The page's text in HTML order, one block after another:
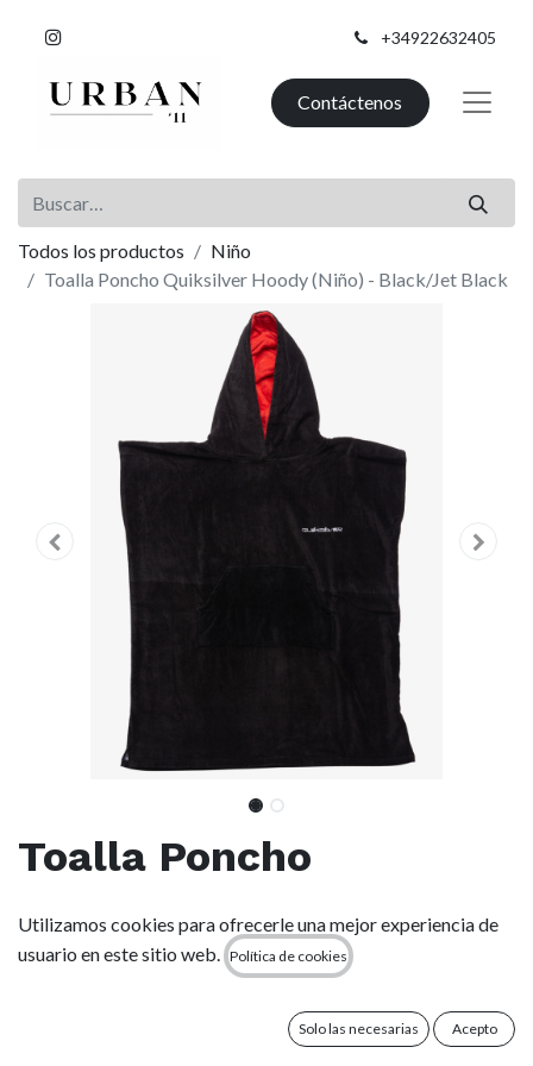
+34922632405
Contáctenos
Todos los productos
Niño
Toalla Poncho Quiksilver Hoody (Niño) - Black/Jet Black
Toalla Poncho
Quiksilver Hoody (Niño)
- Black/Jet Black
Utilizamos cookies para ofrecerle una mejor experiencia de
usuario en este sitio web.
Política de cookies
Solo las necesarias Acepto